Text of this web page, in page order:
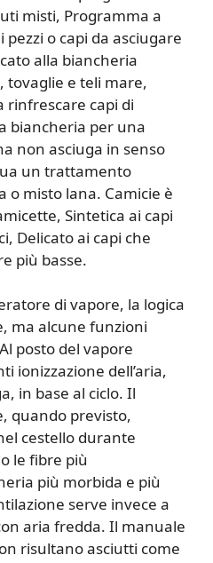
misti, Programma a
o capi da asciugare
alla biancheria
tovaglie e teli mare,
rinfrescare capi di
biancheria per una
non asciuga in senso
un trattamento
o misto lana. Camicie è
Sintetica ai capi
Delicato ai capi che
più basse.
di vapore, la logica
ma alcune funzioni
posto del vapore
ionizzazione dell’aria,
in base al ciclo. Il
quando previsto,
cestello durante
le fibre più
più morbida e più
serve invece a
aria fredda. Il manuale
risultano asciutti come